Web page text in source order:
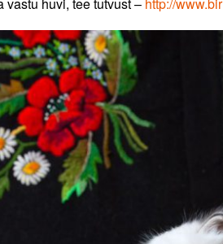
huvi, tee tutvust – http://